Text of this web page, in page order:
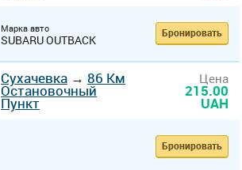
Марка авто
SUBARU OUTBACK Бронировать
Сухачевка → 86 Км
Остановочный
Пункт
Цена
215.00
UAH
Бронировать